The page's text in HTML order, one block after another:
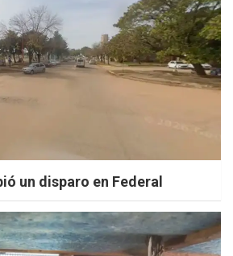
un disparo en Federal